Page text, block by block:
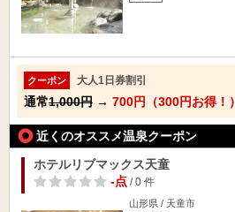
クーポン 大人1日券割引
通常1,000円 → 700円（300円お得！）
近くのオススメ温泉クーポン
ホテルリブマックス天童
-点/ 0 件
山形県 / 天童市